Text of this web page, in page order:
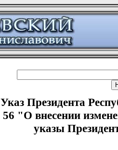
Указ Президента
56 "О внесении
указы